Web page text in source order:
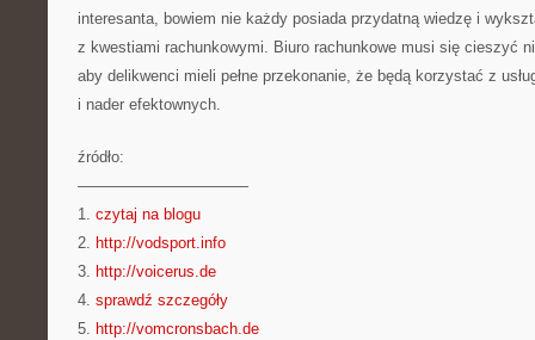
interesanta, bowiem nie każdy posiada przydatną wiedzę i
z kwestiami rachunkowymi. Biuro rachunkowe musi się cieszyć
aby delikwenci mieli pełne przekonanie, że będą korzystać z
i nader efektownych.
źródło:
———————————
1. czytaj na blogu
2. http://vodsport.info
3. http://voicerus.de
4. sprawdź szczegóły
5. http://vomcronsbach.de